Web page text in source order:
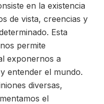
en la existencia
de vista, creencias y
Esta
permite
exponernos a
entender el mundo.
diversas,
el